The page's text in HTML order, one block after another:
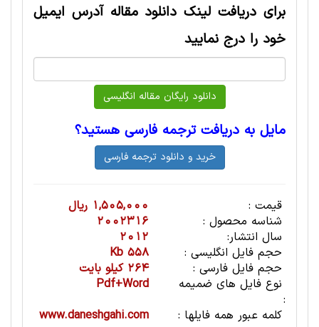
برای دریافت لینک دانلود مقاله آدرس ایمیل
خود را درج نمایید
مایل به دریافت ترجمه فارسی هستید؟
قیمت :
1,505,000 ریال
شناسه محصول :
2002316
سال انتشار:
2012
حجم فایل انگلیسی :
558 Kb
حجم فایل فارسی :
264 کیلو بایت
نوع فایل های ضمیمه
:
Pdf+Word
کلمه عبور همه فایلها :
www.daneshgahi.com